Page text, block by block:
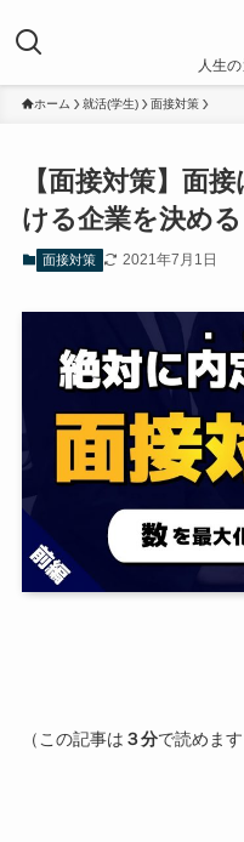
人生
ホーム 就活(学生) 面接対策
【面接対策】面
ける企業を決め
面接対策 2021年7月1日
（この記事は ３分で読めます